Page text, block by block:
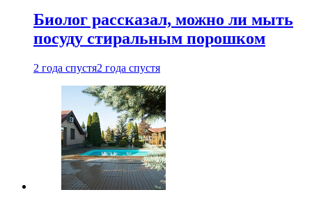
Биолог рассказал, можно ли мыть
посуду стиральным порошком
2 года спустя2 года спустя